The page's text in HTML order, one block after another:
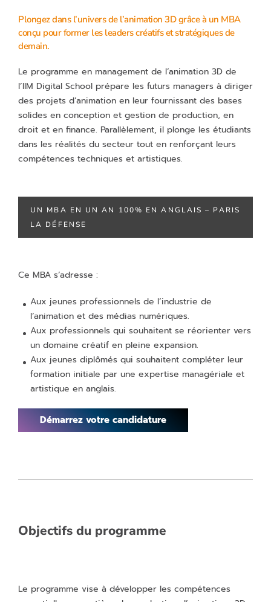
Plongez dans l’univers de l’animation 3D grâce à un MBA
conçu pour former les leaders créatifs et stratégiques de
demain.
Le programme en management de l’animation 3D de
l’IIM Digital School prépare les futurs managers à diriger
des projets d’animation en leur fournissant des bases
solides en conception et gestion de production, en
droit et en finance. Parallèlement, il plonge les étudiants
dans les réalités du secteur tout en renforçant leurs
compétences techniques et artistiques.
UN MBA EN UN AN 100% EN ANGLAIS – PARIS
LA DÉFENSE
Ce MBA s’adresse :
Aux jeunes professionnels de l’industrie de
l’animation et des médias numériques.
Aux professionnels qui souhaitent se réorienter vers
un domaine créatif en pleine expansion.
Aux jeunes diplômés qui souhaitent compléter leur
formation initiale par une expertise managériale et
artistique en anglais.
Démarrez votre candidature
Objectifs du programme
Le programme vise à développer les compétences